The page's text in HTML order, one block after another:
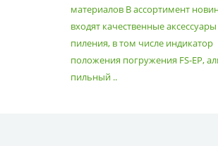
материалов В ассортимент
входят качественные аксессуары
пиления, в том числе индикатор
положения погружения FS-EP,
пильный ..